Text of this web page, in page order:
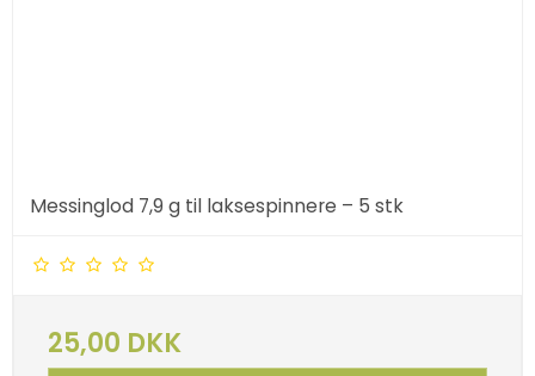
Messinglod 7,9 g til laksespinnere – 5 stk
25,00 DKK